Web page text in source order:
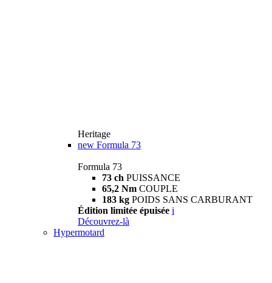
Heritage
new Formula 73
Formula 73
73 ch PUISSANCE
65,2 Nm COUPLE
183 kg POIDS SANS CARBURANT
Édition limitée épuisée i
Découvrez-là
Hypermotard